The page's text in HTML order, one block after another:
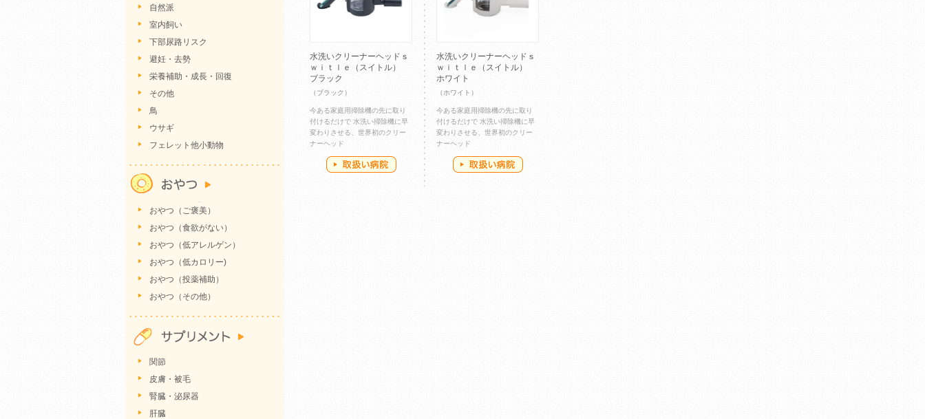
水洗いクリーナーヘッドｓ
ｗｉｔｌｅ（スイトル）
ブラック
（ブラック）
今ある家庭用掃除機の先に取り
付けるだけで 水洗い掃除機に早
変わりさせる、世界初のクリー
ナーヘッド
水洗いクリーナーヘッドｓ
ｗｉｔｌｅ（スイトル）
ホワイト
（ホワイト）
今ある家庭用掃除機の先に取り
付けるだけで 水洗い掃除機に早
変わりさせる、世界初のクリー
ナーヘッド
自然派
室内飼い
下部尿路リスク
避妊・去勢
栄養補助・成長・回復
その他
鳥
ウサギ
フェレット他小動物
おやつ（ご褒美）
おやつ（食欲がない）
おやつ（低アレルゲン）
おやつ（低カロリー)
おやつ（投薬補助）
おやつ（その他）
関節
皮膚・被毛
腎臓・泌尿器
肝臓